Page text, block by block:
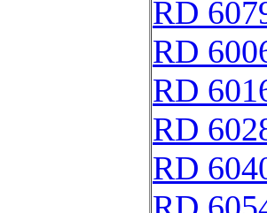
RD
RD
RD
RD
RD